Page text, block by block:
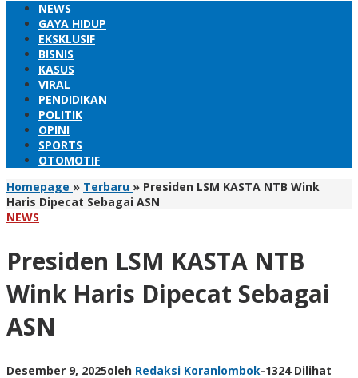
NEWS
GAYA HIDUP
EKSKLUSIF
BISNIS
KASUS
VIRAL
PENDIDIKAN
POLITIK
OPINI
SPORTS
OTOMOTIF
Homepage » Terbaru » Presiden LSM KASTA NTB Wink
Haris Dipecat Sebagai ASN
NEWS
Presiden LSM KASTA NTB
Wink Haris Dipecat Sebagai
ASN
Desember 9, 2025oleh Redaksi Koranlombok-1324 Dilihat